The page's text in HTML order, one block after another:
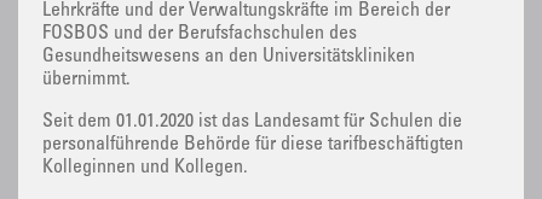
Lehrkräfte und der Verwaltungskräfte im Bereich der
FOSBOS und der Berufsfachschulen des
Gesundheitswesens an den Universitätskliniken
übernimmt.
Seit dem 01.01.2020 ist das Landesamt für Schulen die
personalführende Behörde für diese tarifbeschäftigten
Kolleginnen und Kollegen.